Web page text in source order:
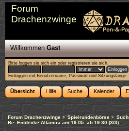
Forum
Drachenzwinge
WillkommenGast
Bitte loggen sie sich ein oderregistrieren sie sich.
Einloggen mit Benutzername, Passwort und Sitzungslänge
Übersicht Hilfe Suche Kalender
Forum Drachenzwinge > Spielrundenbörse>
Re: Entdecke Altamira am 19.05. ab 19:30 (3/3)